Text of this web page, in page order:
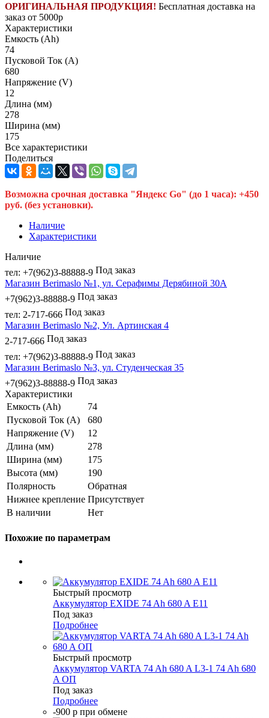
ОРИГИНАЛЬНАЯ ПРОДУКЦИЯ! Бесплатная доставка на
заказ от 5000р
Характеристики
Емкость (Ah)
74
Пусковой Ток (A)
680
Напряжение (V)
12
Длина (мм)
278
Ширина (мм)
175
Все характеристики
Поделиться
Возможна срочная доставка "Яндекс Go" (до 1 часа): +450
руб. (без установки).
Наличие
Характеристики
Наличие
тел: +7(962)3-88888-9 Под заказ
Магазин Berimaslo №1, ул. Серафимы Дерябиной 30А
+7(962)3-88888-9 Под заказ
тел: 2-717-666 Под заказ
Магазин Berimaslo №2, Ул. Артинская 4
2-717-666 Под заказ
тел: +7(962)3-88888-9 Под заказ
Магазин Berimaslo №3, ул. Студенческая 35
+7(962)3-88888-9 Под заказ
Характеристики
Емкость (Ah)
74
Пусковой Ток (A)
680
Напряжение (V)
12
Длина (мм)
278
Ширина (мм)
175
Высота (мм)
190
Полярность
Обратная
Нижнее крепление Присутствует
В наличии
Нет
Похожие по параметрам
Быстрый просмотр
Аккумулятор EXIDE 74 Ah 680 A E11
Под заказ
Подробнее
Быстрый просмотр
Аккумулятор VARTA 74 Ah 680 A L3-1 74 Ah 680
A ОП
Под заказ
Подробнее
-900 р при обмене